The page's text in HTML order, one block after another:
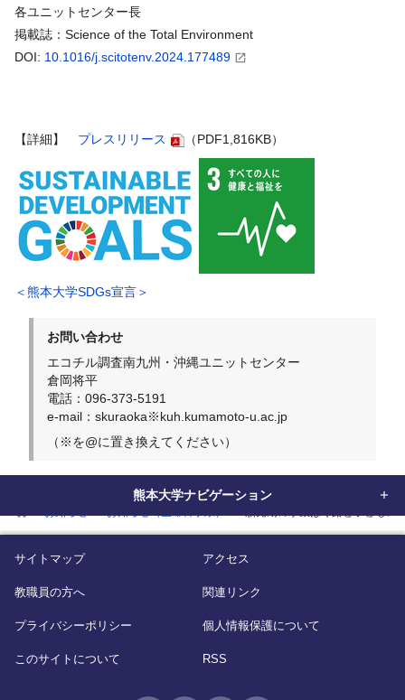
各ユニットセンター長
掲載誌：Science of the Total Environment
DOI: 10.1016/j.scitotenv.2024.177489
【詳細】 プレスリリース （PDF1,816KB）
＜熊本大学SDGs宣言＞
お問い合わせ
エコチル調査南九州・沖縄ユニットセンター
倉岡将平
電話：096-373-5191
e-mail：skuraoka※kuh.kumamoto-u.ac.jp
（※を@に置き換えてください）
熊本大学ナビゲーション
サイトマップ アクセス
教職員の方へ 関連リンク
プライバシーポリシー 個人情報保護について
このサイトについて RSS